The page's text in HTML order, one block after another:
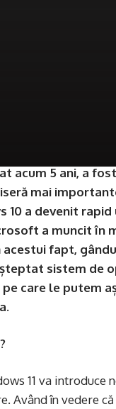
acum 5 ani, a
mai
10 a devenit
a muncit în
fapt,
sistem de
care le putem
11 va
Având în vedere